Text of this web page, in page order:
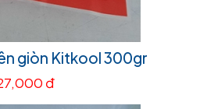
giòn Kitkool 300gr
đ